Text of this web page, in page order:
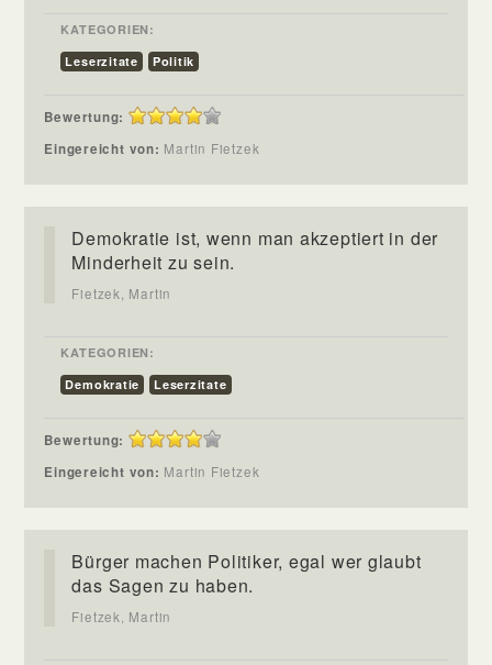
KATEGORIEN:
Leserzitate
Politik
Bewertung:
Eingereicht von: Martin Fietzek
Demokratie ist, wenn man akzeptiert in der
Minderheit zu sein.
Fietzek, Martin
KATEGORIEN:
Demokratie
Leserzitate
Bewertung:
Eingereicht von: Martin Fietzek
Bürger machen Politiker, egal wer glaubt
das Sagen zu haben.
Fietzek, Martin